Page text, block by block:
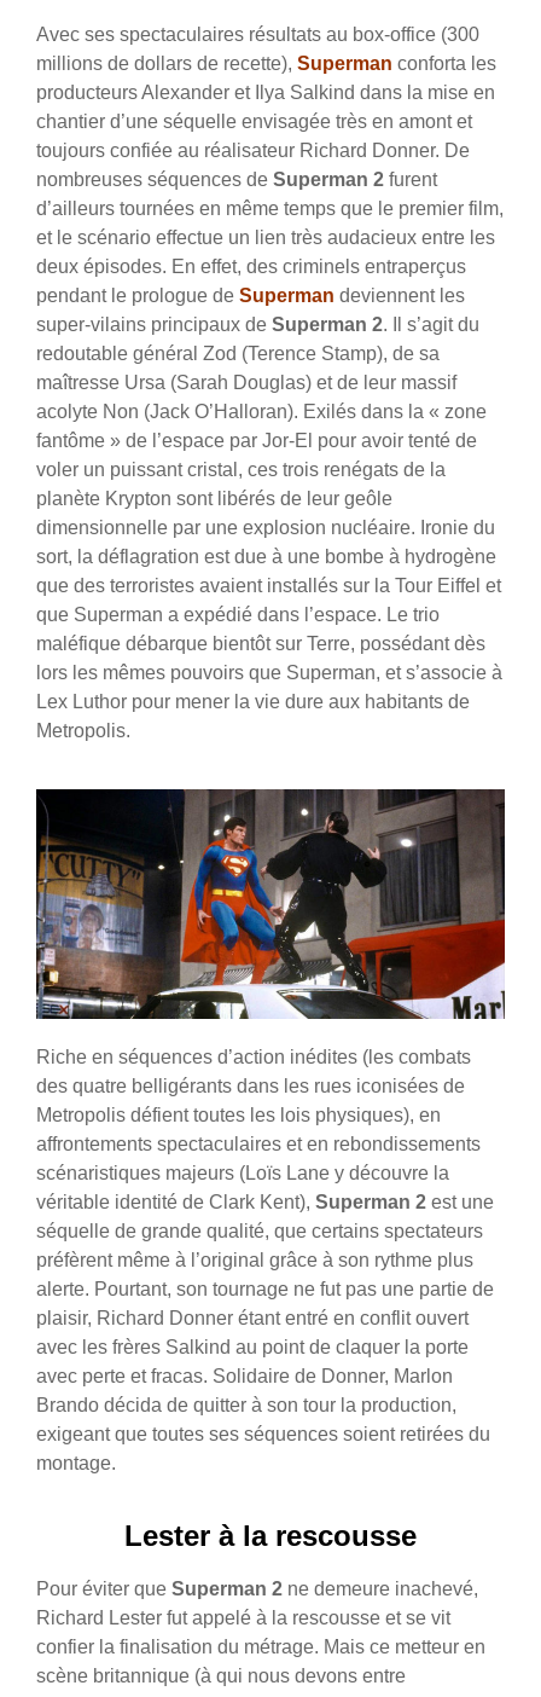
Avec ses spectaculaires résultats au box-office (300
millions de dollars de recette), Superman conforta les
producteurs Alexander et Ilya Salkind dans la mise en
chantier d’une séquelle envisagée très en amont et
toujours confiée au réalisateur Richard Donner. De
nombreuses séquences de Superman 2 furent
d’ailleurs tournées en même temps que le premier film,
et le scénario effectue un lien très audacieux entre les
deux épisodes. En effet, des criminels entraperçus
pendant le prologue de Superman deviennent les
super-vilains principaux de Superman 2. Il s’agit du
redoutable général Zod (Terence Stamp), de sa
maîtresse Ursa (Sarah Douglas) et de leur massif
acolyte Non (Jack O’Halloran). Exilés dans la « zone
fantôme » de l’espace par Jor-El pour avoir tenté de
voler un puissant cristal, ces trois renégats de la
planète Krypton sont libérés de leur geôle
dimensionnelle par une explosion nucléaire. Ironie du
sort, la déflagration est due à une bombe à hydrogène
que des terroristes avaient installés sur la Tour Eiffel et
que Superman a expédié dans l’espace. Le trio
maléfique débarque bientôt sur Terre, possédant dès
lors les mêmes pouvoirs que Superman, et s’associe à
Lex Luthor pour mener la vie dure aux habitants de
Metropolis.
Riche en séquences d’action inédites (les combats
des quatre belligérants dans les rues iconisées de
Metropolis défient toutes les lois physiques), en
affrontements spectaculaires et en rebondissements
scénaristiques majeurs (Loïs Lane y découvre la
véritable identité de Clark Kent), Superman 2 est une
séquelle de grande qualité, que certains spectateurs
préfèrent même à l’original grâce à son rythme plus
alerte. Pourtant, son tournage ne fut pas une partie de
plaisir, Richard Donner étant entré en conflit ouvert
avec les frères Salkind au point de claquer la porte
avec perte et fracas. Solidaire de Donner, Marlon
Brando décida de quitter à son tour la production,
exigeant que toutes ses séquences soient retirées du
montage.
Lester à la rescousse
Pour éviter que Superman 2 ne demeure inachevé,
Richard Lester fut appelé à la rescousse et se vit
confier la finalisation du métrage. Mais ce metteur en
scène britannique (à qui nous devons entre